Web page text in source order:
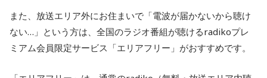
また、放送エリア外にお住まいで「電波が届かないから聴け
ない…」という方は、全国のラジオ番組が聴けるradikoプレ
ミアム会員限定サービス「エリアフリー」がおすすめです。